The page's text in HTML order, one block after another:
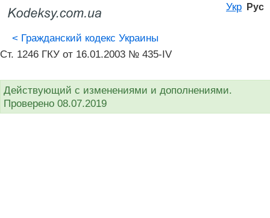
Укр Рус
< Гражданский кодекс Украины
Ст. 1246 ГКУ от 16.01.2003 № 435-IV
Действующий с изменениями и дополнениями.
Проверено 08.07.2019